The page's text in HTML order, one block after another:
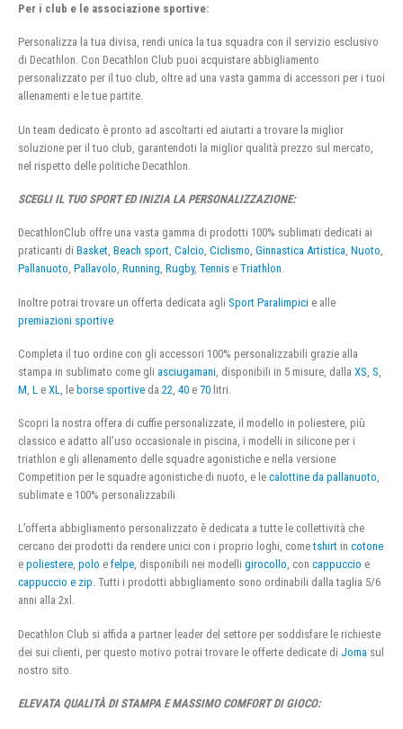
Per i club e le associazione sportive:
Personalizza la tua divisa, rendi unica la tua squadra con il servizio esclusivo
di Decathlon. Con Decathlon Club puoi acquistare abbigliamento
personalizzato per il tuo club, oltre ad una vasta gamma di accessori per i tuoi
allenamenti e le tue partite.
Un team dedicato è pronto ad ascoltarti ed aiutarti a trovare la miglior
soluzione per il tuo club, garantendoti la miglior qualità prezzo sul mercato,
nel rispetto delle politiche Decathlon.
SCEGLI IL TUO SPORT ED INIZIA LA PERSONALIZZAZIONE:
DecathlonClub offre una vasta gamma di prodotti 100% sublimati dedicati ai
praticanti di Basket, Beach sport, Calcio, Ciclismo, Ginnastica Artistica, Nuoto,
Pallanuoto, Pallavolo, Running, Rugby, Tennis e Triathlon.
Inoltre potrai trovare un offerta dedicata agli Sport Paralimpici e alle
premiazioni sportive
Completa il tuo ordine con gli accessori 100% personalizzabili grazie alla
stampa in sublimato come gli asciugamani , disponibili in 5 misure, dalla XS S
M L e XL , le borse sportive da 22 40 e 70 litri.
Scopri la nostra offera di cuffie personalizzate, il modello in poliestere, più
classico e adatto all’uso occasionale in piscina, i modelli in silicone per i
triathlon e gli allenamento delle squadre agonistiche e nella versione
Competition per le squadre agonistiche di nuoto, e le calottine da pallanuoto,
sublimate e 100% personalizzabili
L’offerta abbigliamento personalizzato è dedicata a tutte le collettività che
cercano dei prodotti da rendere unici con i proprio loghi, cometshirt in cotone
e poliestere, polo e felpe, disponibili nei modelli girocollo, con cappuccio e
cappuccio e zip. Tutti i prodotti abbigliamento sono ordinabili dalla taglia 5/6
anni alla 2xl.
Decathlon Club si affida a partner leader del settore per soddisfare le richieste
dei sui clienti, per questo motivo potrai trovare le offerte dedicate di Joma sul
nostro sito.
ELEVATA QUALITÀ DI STAMPA E MASSIMO COMFORT DI GIOCO: